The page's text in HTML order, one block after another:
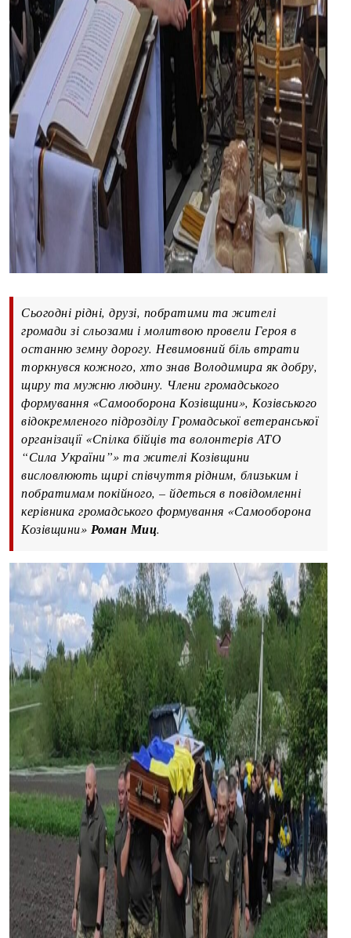
Сьогодні рідні, друзі, побратими та жителі
громади зі сльозами і молитвою провели Героя в
останню земну дорогу. Невимовний біль втрати
торкнувся кожного, хто знав Володимира як добру,
щиру та мужню людину. Члени громадського
формування «Самооборона Козівщини», Козівського
відокремленого підрозділу Громадської ветеранської
організації «Спілка бійців та волонтерів АТО
“Сила України”» та жителі Козівщини
висловлюють щирі співчуття рідним, близьким і
побратимам покійного, – йдеться в повідомленні
керівника громадського формування «Самооборона
Козівщини» Роман Миц.